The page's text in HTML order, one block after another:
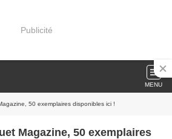
Publicité
MENU
50 exemplaires disponibles ici !
Magazine, 50 exemplaires